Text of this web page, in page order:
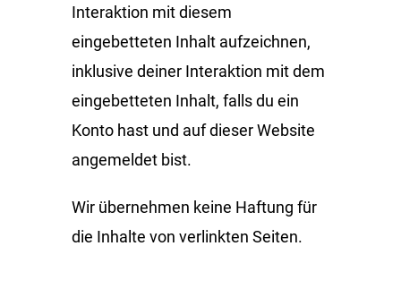
Interaktion mit diesem
eingebetteten Inhalt aufzeichnen,
inklusive deiner Interaktion mit dem
eingebetteten Inhalt, falls du ein
Konto hast und auf dieser Website
angemeldet bist.
Wir übernehmen keine Haftung für
die Inhalte von verlinkten Seiten.